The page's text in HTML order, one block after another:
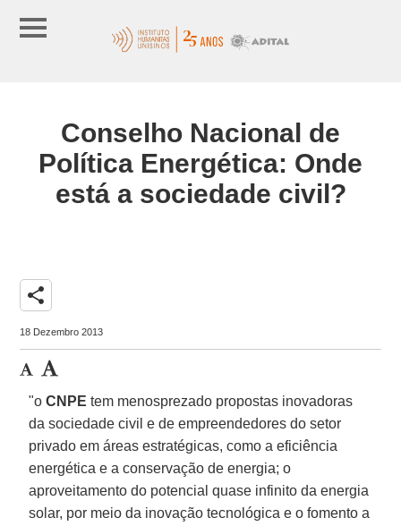
Conselho Nacional de
Política Energética: Onde
está a sociedade civil?
share
18 Dezembro 2013
"oCNPE tem menosprezado propostas inovadoras
da sociedade civil e de empreendedores do setor
privado em áreas estratégicas, como a eficiência
energética e a conservação de energia; o
aproveitamento do potencial quase infinito da energia
solar, por meio da inovação tecnológica e o fomento a